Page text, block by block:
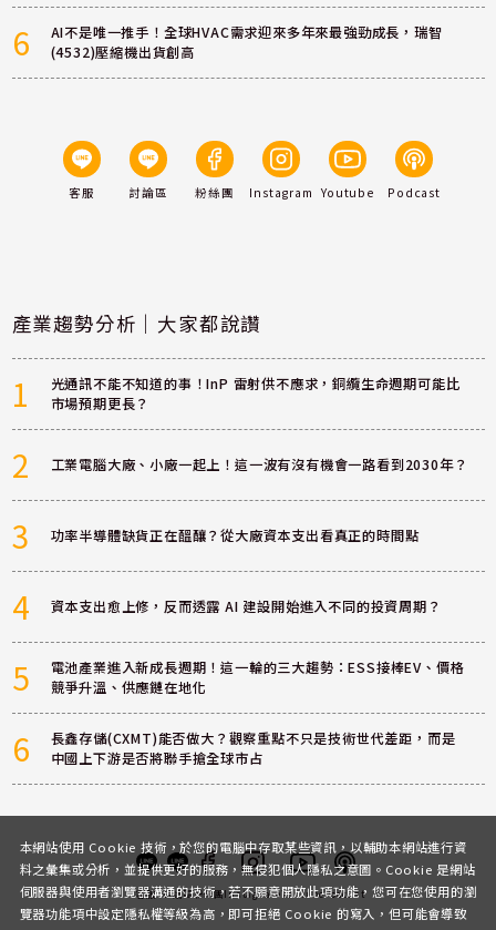
6
AI不是唯一推手！全球HVAC需求迎來多年來最強勁成長，瑞智
(4532)壓縮機出貨創高
客服 討論區 粉絲團 Instagram Youtube Podcast
產業趨勢分析｜大家都說讚
1
光通訊不能不知道的事！InP 雷射供不應求，銅纜生命週期可能比
市場預期更長？
2 工業電腦大廠、小廠一起上！這一波有沒有機會一路看到2030年？
3 功率半導體缺貨正在醞釀？從大廠資本支出看真正的時間點
4 資本支出愈上修，反而透露 AI 建設開始進入不同的投資周期？
5
電池產業進入新成長週期！這一輪的三大趨勢：ESS接棒EV、價格
競爭升溫、供應鏈在地化
6
長鑫存儲(CXMT)能否做大？觀察重點不只是技術世代差距，而是
中國上下游是否將聯手搶全球市占
客服 討論區粉絲團InstagramYoutubePodcast
本網站使用 Cookie 技術，於您的電腦中存取某些資訊，以輔助本網站進行資
料之彙集或分析，並提供更好的服務，無侵犯個人隱私之意圖。Cookie 是網站
伺服器與使用者瀏覽器溝通的技術，若不願意開放此項功能，您可在您使用的瀏
覽器功能項中設定隱私權等級為高，即可拒絕 Cookie 的寫入，但可能會導致